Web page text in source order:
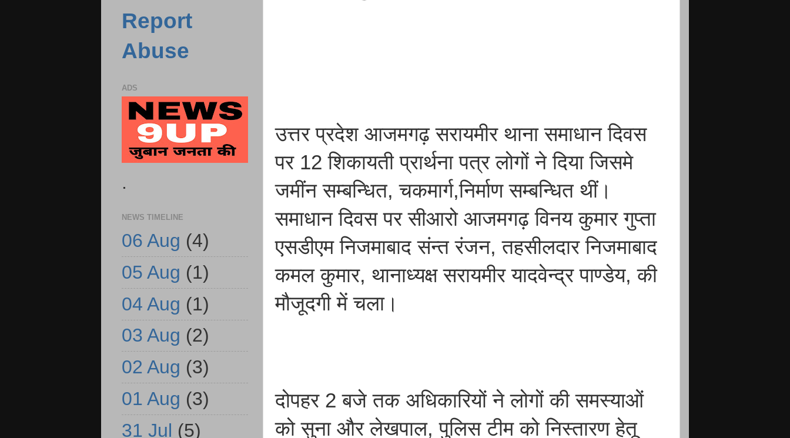
उत्तर प्रदेश आजमगढ़ सरायमीर थाना समाधान दिवस
पर 12 शिकायती प्रार्थना पत्र लोगों ने दिया जिसमे
जमींन सम्बन्धित, चकमार्ग,निर्माण सम्बन्धित थीं।
समाधान दिवस पर सीआरो आजमगढ़ विनय कुमार गुप्ता
एसडीएम निजमाबाद संन्त रंजन, तहसीलदार निजमाबाद
कमल कुमार, थानाध्यक्ष सरायमीर यादवेन्द्र पाण्डेय, की
मौजूदगी में चला।
दोपहर 2 बजे तक अधिकारियों ने लोगों की समस्याओं
को सुना और लेखपाल, पुलिस टीम को निस्तारण हेतू
Report
Abuse
ADS
.
NEWS TIMELINE
06 Aug (4)
05 Aug (1)
04 Aug (1)
03 Aug (2)
02 Aug (3)
01 Aug (3)
31 Jul (5)